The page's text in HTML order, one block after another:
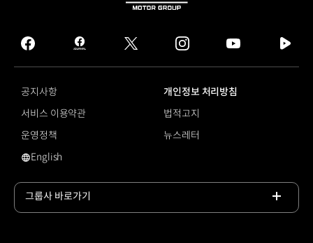
HYUNDAI
GROUP
facebook
hmg
journal
twitter instagram
tv
공지사항
개인정보 처리방침
서비스 이용약관
법적고지
운영정책
뉴스레터
영문 사이트로 이동
English
그룹사 바로가기